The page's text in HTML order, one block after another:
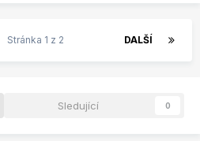
DALŠÍ
Stránka 1 z 2
Sledující 0